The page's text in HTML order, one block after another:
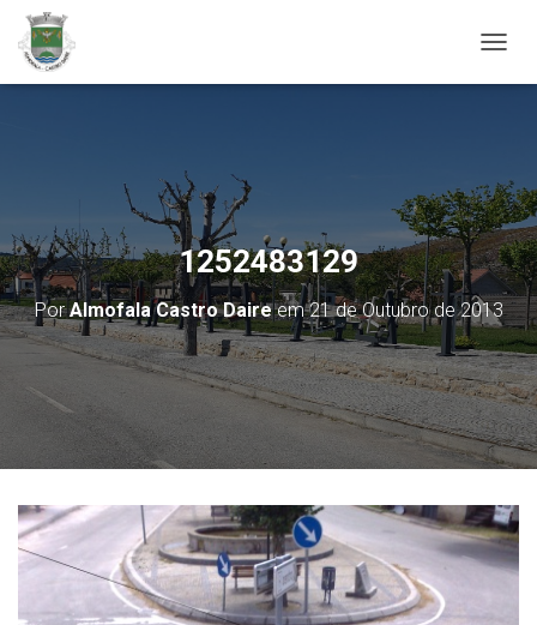
1252483129
PorAlmofala Castro Daireem21 de Outubro de 2013